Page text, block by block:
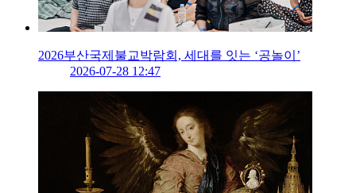
2026부산국제불교박람회, 세대를 잇는 ‘공놀이’
2026-07-28 12:47